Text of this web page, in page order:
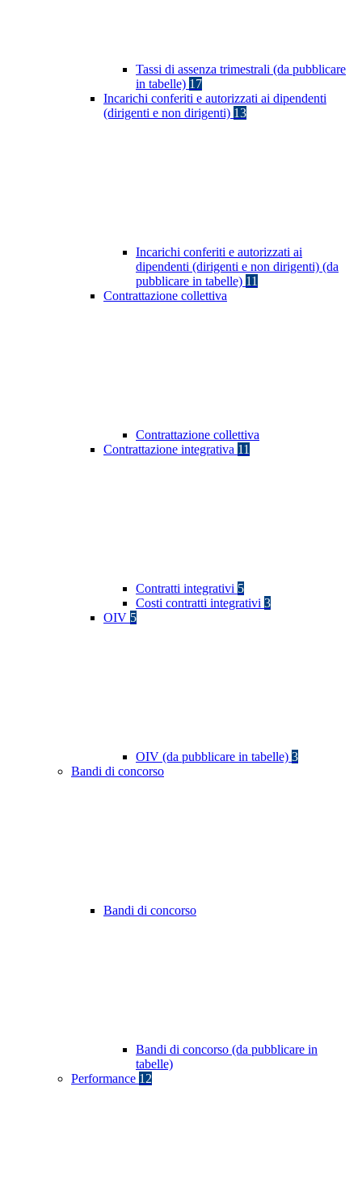
Tassi di assenza trimestrali (da pubblicare
in tabelle) 17
Incarichi conferiti e autorizzati ai dipendenti
(dirigenti e non dirigenti) 13
Incarichi conferiti e autorizzati ai
dipendenti (dirigenti e non dirigenti) (da
pubblicare in tabelle) 11
Contrattazione collettiva
Contrattazione collettiva
Contrattazione integrativa 11
Contratti integrativi 5
Costi contratti integrativi 3
OIV 5
OIV (da pubblicare in tabelle) 3
Bandi di concorso
Bandi di concorso
Bandi di concorso (da pubblicare in
tabelle)
Performance 12